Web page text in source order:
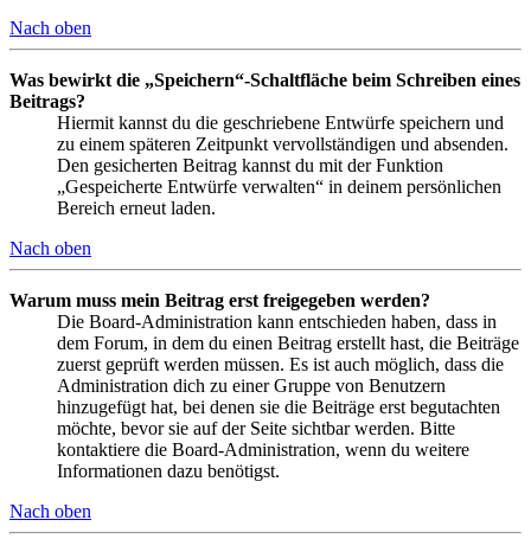
Nach oben
Was bewirkt die „Speichern“-Schaltfläche beim Schreiben eines
Beitrags?
Hiermit kannst du die geschriebene Entwürfe speichern und
zu einem späteren Zeitpunkt vervollständigen und absenden.
Den gesicherten Beitrag kannst du mit der Funktion
„Gespeicherte Entwürfe verwalten“ in deinem persönlichen
Bereich erneut laden.
Nach oben
Warum muss mein Beitrag erst freigegeben werden?
Die Board-Administration kann entschieden haben, dass in
dem Forum, in dem du einen Beitrag erstellt hast, die Beiträge
zuerst geprüft werden müssen. Es ist auch möglich, dass die
Administration dich zu einer Gruppe von Benutzern
hinzugefügt hat, bei denen sie die Beiträge erst begutachten
möchte, bevor sie auf der Seite sichtbar werden. Bitte
kontaktiere die Board-Administration, wenn du weitere
Informationen dazu benötigst.
Nach oben